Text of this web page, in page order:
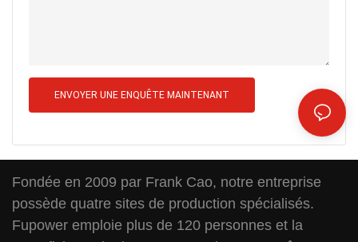
ENVOYER UNE ENQUÊTE MAINTENANT
Fondée en 2009 par Frank Cao, notre entreprise
possède quatre sites de production spécialisés.
Fupower emploie plus de 120 personnes et la